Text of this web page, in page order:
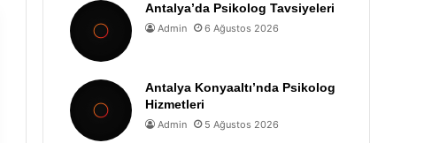
Antalya’da Psikolog Tavsiyeleri
Admin 6 Ağustos 2026
Antalya Konyaaltı’nda Psikolog
Hizmetleri
Admin 5 Ağustos 2026